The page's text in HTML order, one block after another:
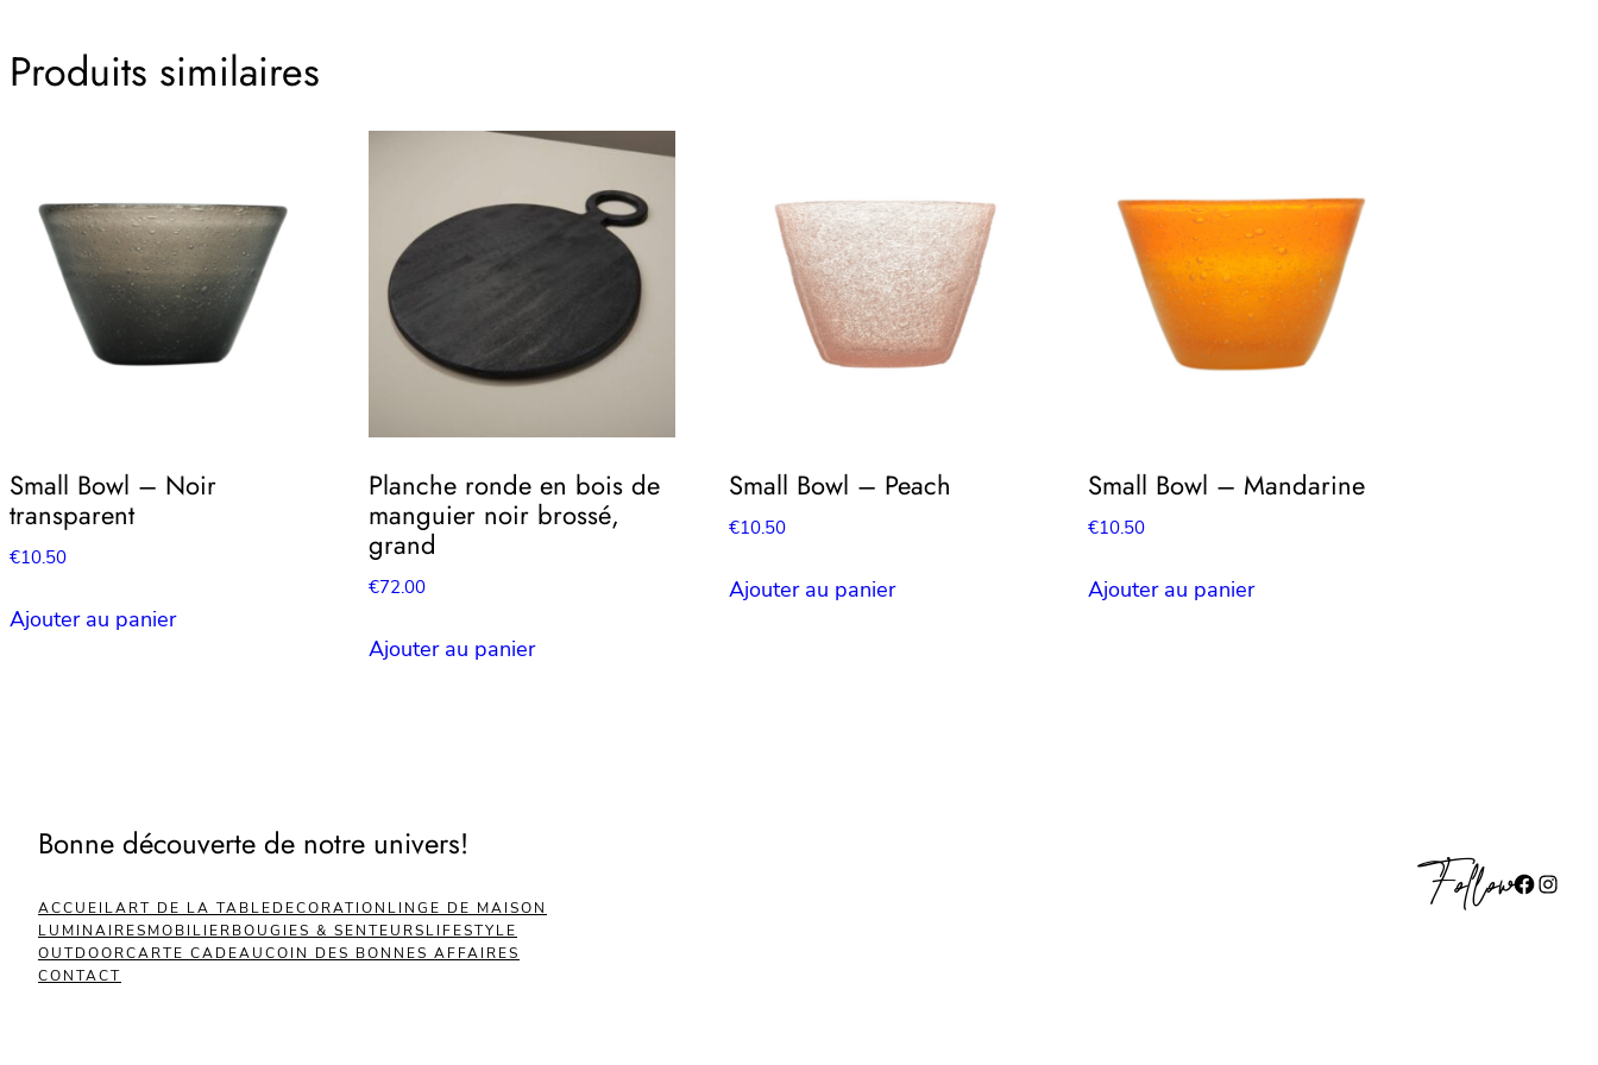
Produits similaires
Small Bowl – Noir
transparent
€10.50
Ajouter au panier
Planche ronde en bois de
manguier noir brossé,
grand
€72.00
Ajouter au panier
Small Bowl – Peach
€10.50
Ajouter au panier
Small Bowl – Mandarine
€10.50
Ajouter au panier
Bonne découverte de notre univers!
ACCUEILART DE LA TABLEDECORATION LINGE DE MAISON
LUMINAIRESMOBILIERBOUGIES & SENTEURSLIFESTYLE
OUTDOORCARTE CADEAUCOIN DES BONNES AFFAIRES
CONTACT
FollowFacebook Instagram